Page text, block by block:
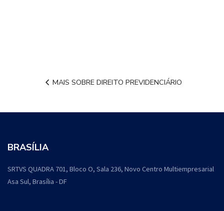
MAIS SOBRE DIREITO PREVIDENCIÁRIO
BRASÍLIA
SRTVS QUADRA 701, Bloco O, Sala 236, Novo Centro Multiempresarial
Asa Sul, Brasília - DF